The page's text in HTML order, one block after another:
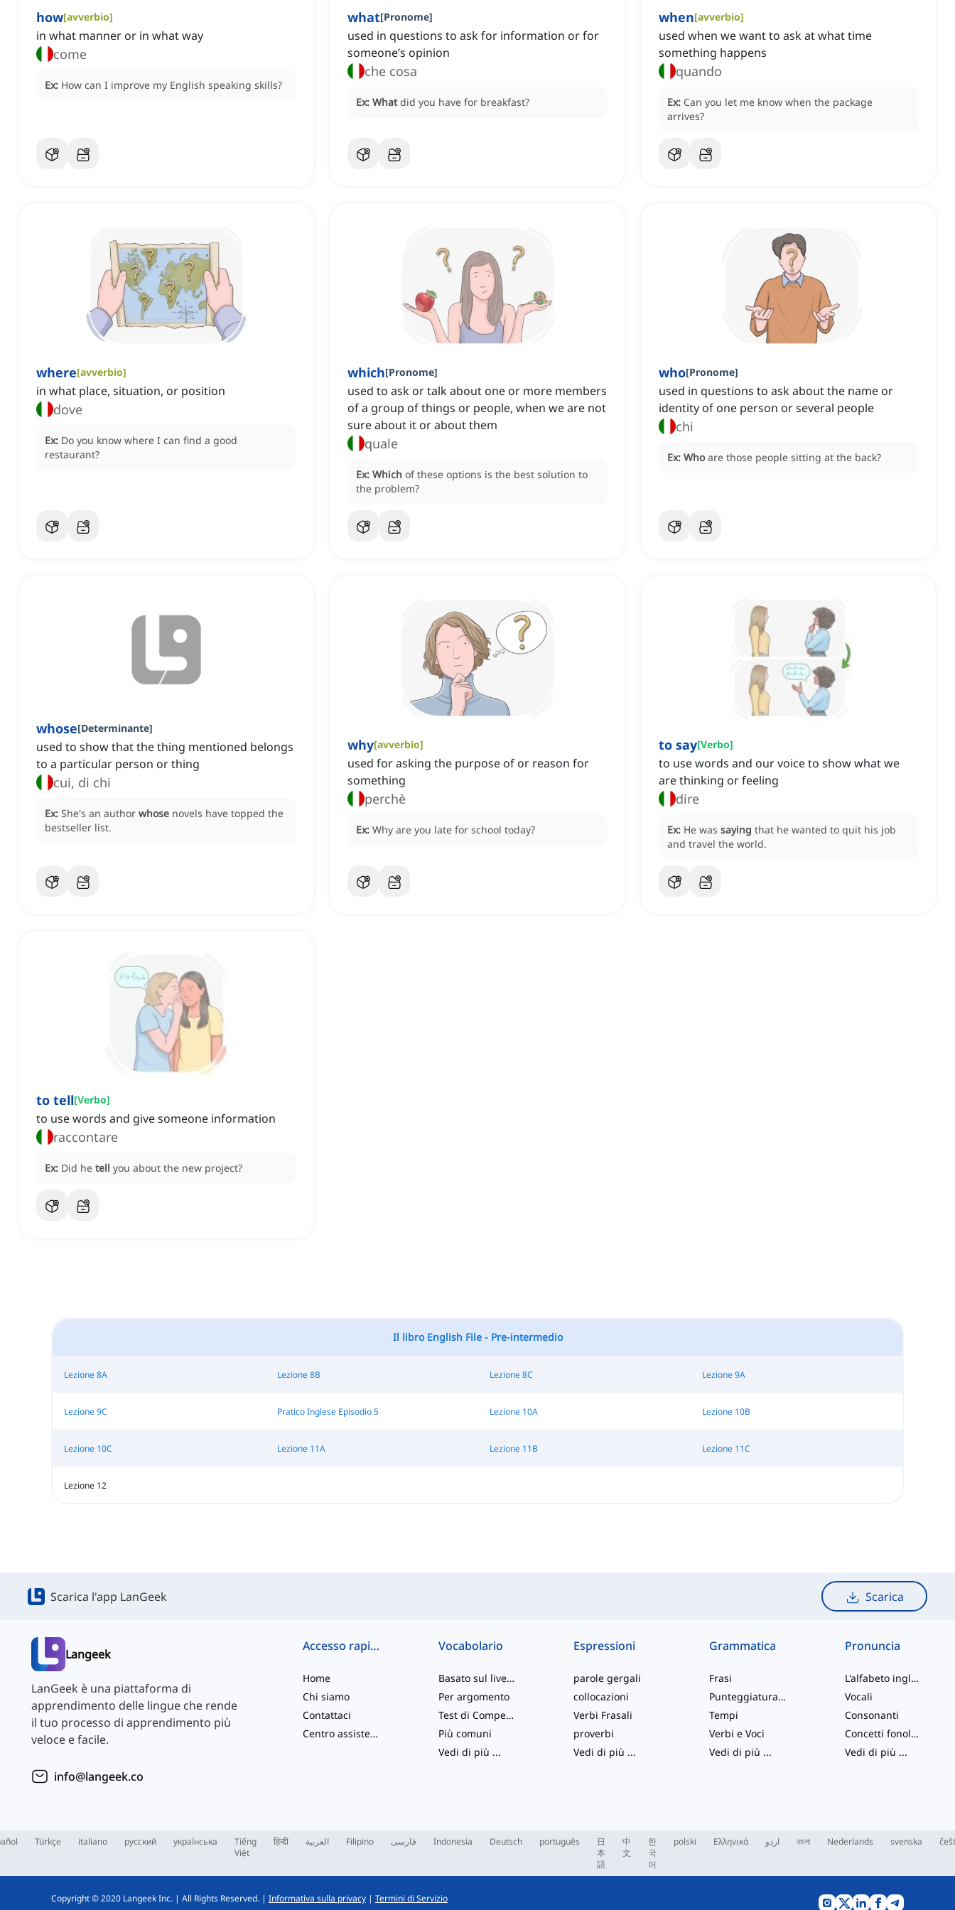
how[avverbio]
in what manner or in what way
come
Ex: How can I improve my English speaking skills?
what[Pronome]
used in questions to ask for information or for
someone’s opinion
che cosa
Ex: What did you have for breakfast?
when[avverbio]
used when we want to ask at what time
something happens
quando
Ex: Can you let me know when the package
arrives?
where[avverbio]
in what place, situation, or position
dove
Ex: Do you know where I can find a good
restaurant?
which[Pronome]
used to ask or talk about one or more members
of a group of things or people, when we are not
sure about it or about them
quale
Ex: Which of these options is the best solution to
the problem?
who[Pronome]
used in questions to ask about the name or
identity of one person or several people
chi
Ex: Who are those people sitting at the back?
whose[Determinante]
used to show that the thing mentioned belongs
to a particular person or thing
cui, di chi
Ex: She's an author whose novels have topped the
bestseller list.
why[avverbio]
used for asking the purpose of or reason for
something
perchè
Ex: Why are you late for school today?
to say[Verbo]
to use words and our voice to show what we
are thinking or feeling
dire
Ex: He was saying that he wanted to quit his job
and travel the world.
to tell[Verbo]
to use words and give someone information
raccontare
Ex: Did he tell you about the new project?
Il libro English File - Pre-intermedio
Lezione 8A Lezione 8B Lezione 8C Lezione 9A
Lezione 9C Pratico Inglese Episodio 5 Lezione 10A Lezione 10B
Lezione 10C Lezione 11A Lezione 11B Lezione 11C
Lezione 12
Scarica l'app LanGeek Scarica
Langeek
LanGeek è una piattaforma di
apprendimento delle lingue che rende
il tuo processo di apprendimento più
veloce e facile.
info@langeek.co
Accesso rapido
Home
Chi siamo
Contattaci
Centro assistenza
Vocabolario
Basato sul livello
Per argomento
Test di Competenza
Più comuni
Vedi di più ...
Espressioni
parole gergali
collocazioni
Verbi Frasali
proverbi
Vedi di più ...
Grammatica
Frasi
Punteggiatura e Ortografia
Tempi
Verbi e Voci
Vedi di più ...
Pronuncia
L'alfabeto inglese
Vocali
Consonanti
Concetti fonologici
Vedi di più ...
Türkçe italiano русский українська
Tiếng
Việt
हिन्दी العربية Filipino فارسی Indonesia Deutsch português
日
本
語
中
文
한
국
어
polski Ελληνικά اردو বাংলা Nederlands svenska
Copyright © 2020 Langeek Inc. | All Rights Reserved. | Informativa sulla privacy | Termini di Servizio